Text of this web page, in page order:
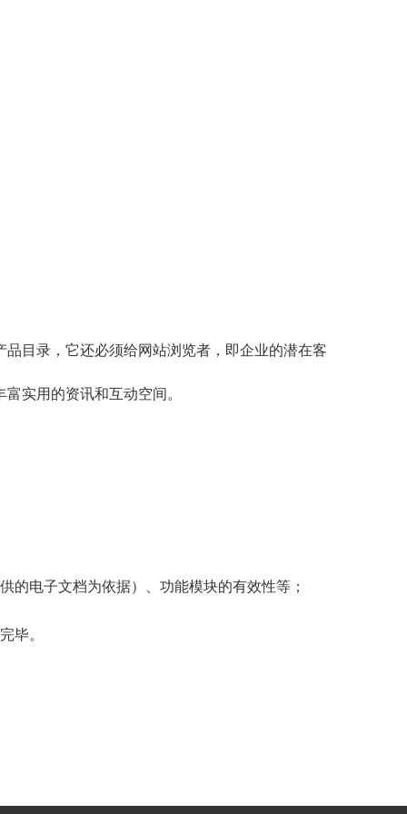
目录，它还必须给网站浏览者，即企业的潜在客
实用的资讯和互动空间。
的电子文档为依据）、功能模块的有效性等；
毕。